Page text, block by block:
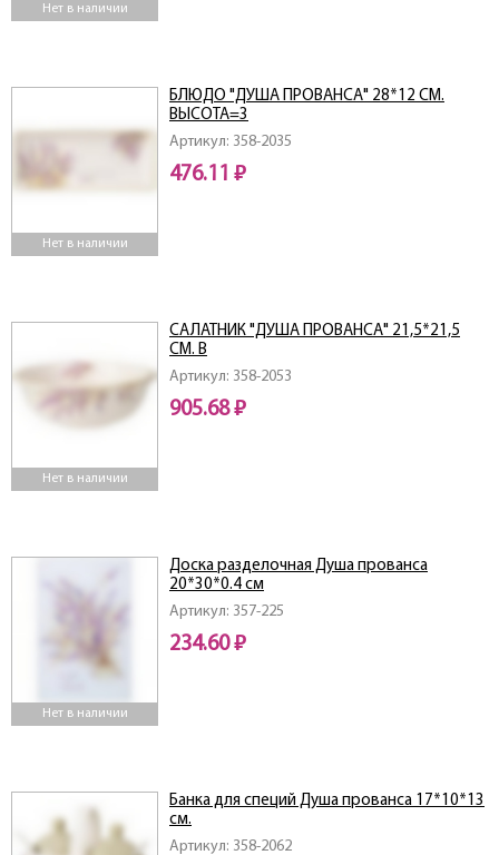
Нет в наличии
Нет в наличии
Артикул: 358-2035
БЛЮДО "ДУША ПРОВАНСА" 28*12 СМ.
ВЫСОТА=3
476.11 ₽
Нет в наличии
Артикул: 358-2053
САЛАТНИК "ДУША ПРОВАНСА" 21,5*21,5
СМ. В
905.68 ₽
Нет в наличии
Артикул: 357-225
Доска разделочная Душа прованса
20*30*0.4 см
234.60 ₽
Артикул: 358-2062
Банка для специй Душа прованса 17*10*13
см.